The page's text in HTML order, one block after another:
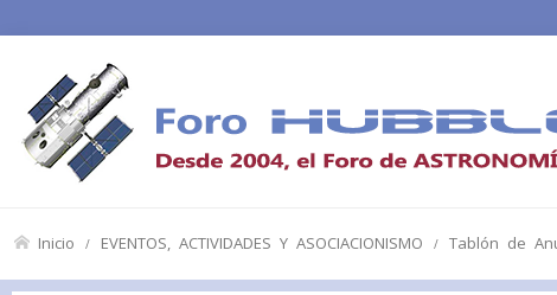
Inicio EVENTOS, ACTIVIDADES Y ASOCIACIONISMO Tablón de